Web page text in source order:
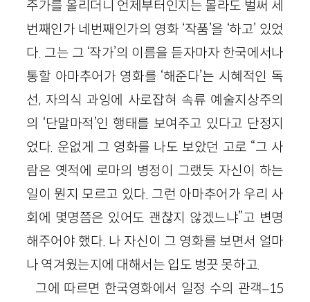
주가를 올리더니 언제부터인지는 몰라도 벌써 세
번째인가 네번째인가의 영화 ‘작품’을 ‘하고’ 있었
다. 그는 그 ‘작가’의 이름을 듣자마자 한국에서나
통할 아마추어가 영화를 ‘해준다’는 시혜적인 독
선, 자의식 과잉에 사로잡혀 속류 예술지상주의
의 ‘단말마적’인 행태를 보여주고 있다고 단정지
었다. 운없게 그 영화를 나도 보았던 고로 “그 사
람은 옛적에 로마의 병정이 그랬듯 자신이 하는
일이 뭔지 모르고 있다. 그런 아마추어가 우리 사
회에 몇명쯤은 있어도 괜찮지 않겠느냐”고 변명
해주어야 했다. 나 자신이 그 영화를 보면서 얼마
나 역겨웠는지에 대해서는 입도 벙끗 못하고.
그에 따르면 한국영화에서 일정 수의 관객–15